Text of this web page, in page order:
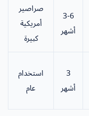
3-6
أشهر
صراصير
أمريكية
كبيرة
3
أشهر
استخدام
عام